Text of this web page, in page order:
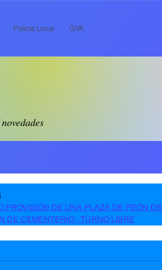
Policía Local GVA
PROVISIÓN DE UNA PLAZA DE PEÓN DE
DE CEMENTERIO - TURNO LIBRE